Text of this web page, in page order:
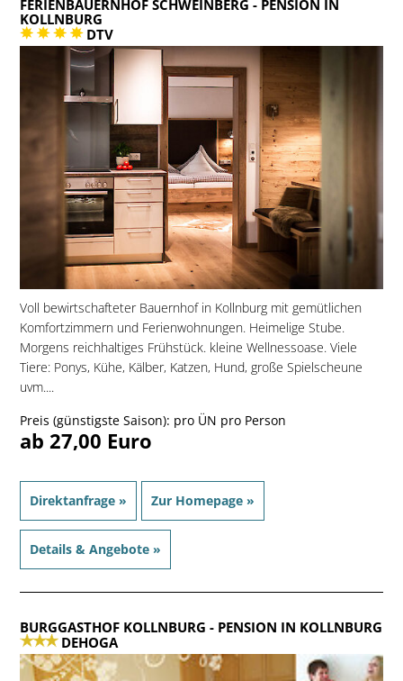
FERIENBAUERNHOF SCHWEINBERG - PENSION IN
KOLLNBURG
DTV
Voll bewirtschafteter Bauernhof in Kollnburg mit gemütlichen
Komfortzimmern und Ferienwohnungen. Heimelige Stube.
Morgens reichhaltiges Frühstück. kleine Wellnessoase. Viele
Tiere: Ponys, Kühe, Kälber, Katzen, Hund, große Spielscheune
uvm....
Preis (günstigste Saison): pro ÜN pro Person
ab 27,00 Euro
Direktanfrage » Zur Homepage »
Details & Angebote »
BURGGASTHOF KOLLNBURG - PENSION IN KOLLNBURG
DEHOGA